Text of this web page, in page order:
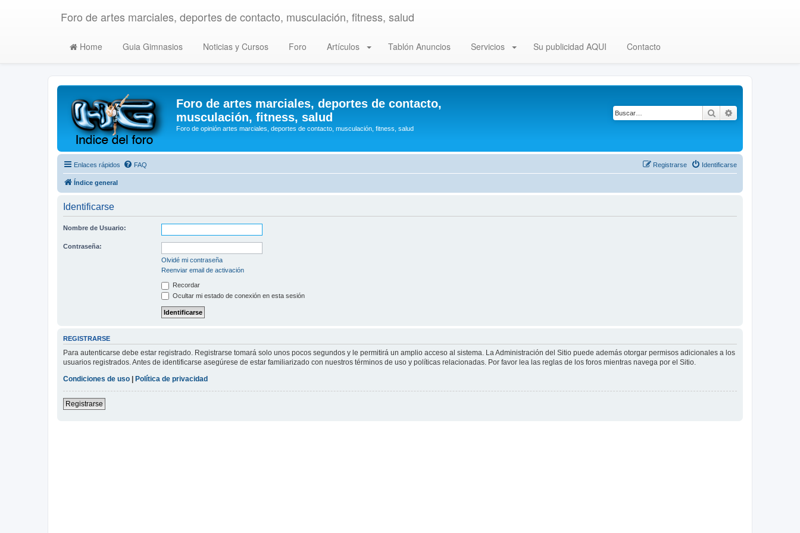
Foro de artes marciales, deportes de contacto, musculación, fitness, salud
Home Guia Gimnasios Noticias y Cursos Foro Artículos Tablón Anuncios Servicios Su publicidad AQUI Contacto
Foro de artes marciales, deportes de contacto,
musculación, fitness, salud
Foro de opinión artes marciales, deportes de contacto, musculación, fitness, salud
Buscar
Enlaces rápidos FAQ Identificarse
Registrarse
Índice general
Identificarse
Nombre de Usuario:
Contraseña:
Olvidé mi contraseña
Reenviar email de activación
Recordar
Ocultar mi estado de conexión en esta sesión
REGISTRARSE
Para autenticarse debe estar registrado. Registrarse tomará solo unos pocos segundos y le permitirá un amplio acceso al sistema. La Administración del Sitio puede además otorgar permisos adicionales a los
usuarios registrados. Antes de identificarse asegúrese de estar familiarizado con nuestros términos de uso y políticas relacionadas. Por favor lea las reglas de los foros mientras navega por el Sitio.
Condiciones de uso | Política de privacidad
Registrarse